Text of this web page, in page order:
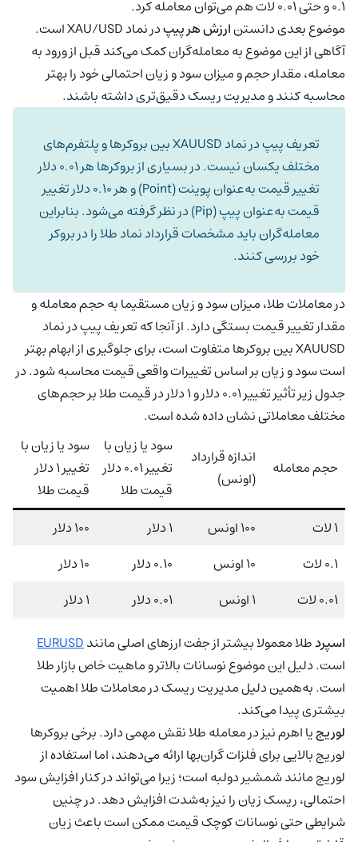
0.1 و حتی 0.01 لات هم می‌توان معامله کرد.
موضوع بعدی دانستنارزش هر پیپ
در نماد XAU/USD است.
آگاهی از این موضوع به معامله‌گران کمک می‌کند قبل از ورود به
معامله، مقدار حجم و میزان سود و زیان احتمالی خود را بهتر
محاسبه کنند و مدیریت ریسک دقیق‌تری داشته باشند.
تعریف پیپ در نماد XAUUSD بین بروکرها و پلتفرم‌های
مختلف یکسان نیست. در بسیاری از بروکرها هر 0.01 دلار
تغییر قیمت به‌عنوان پوینت (Point) و هر 0.10 دلار تغییر
قیمت به‌عنوان پیپ (Pip) در نظر گرفته می‌شود. بنابراین
معامله‌گران باید مشخصات قرارداد نماد طلا را در بروکر
خود بررسی کنند.
در معاملات طلا، میزان سود و زیان مستقیما به حجم معامله و
مقدار تغییر قیمت بستگی دارد. از آنجا که تعریف پیپ در نماد
XAUUSD بین بروکرها متفاوت است، برای جلوگیری از ابهام بهتر
است سود و زیان بر اساس تغییرات واقعی قیمت محاسبه شود. در
جدول زیر تأثیر تغییر 0.01 دلار و 1 دلار در قیمت طلا بر حجم‌های
مختلف معاملاتی نشان داده شده است.
حجم معامله
اندازه قرارداد
(اونس)
سود یا زیان با
تغییر 0.01 دلار
قیمت طلا
سود یا زیان با
تغییر 1 دلار
قیمت طلا
1 لات
100 اونس 1 دلار
100 دلار
0.1 لات
10 اونس 0.10 دلار
10 دلار
0.01 لات
1 اونس 0.01 دلار
1 دلار
اسپردطلا معمولا بیشتر از جفت ارزهای اصلی مانندEURUSD
است. دلیل این موضوع نوسانات بالاتر و ماهیت خاص بازار طلا
است. به‌همین دلیل مدیریت ریسک در معاملات طلا اهمیت
بیشتری پیدا می‌کند.
لوریجیا اهرم نیز در معامله طلا نقش مهمی دارد. برخی بروکرها
لوریج بالایی برای فلزات گران‌بها ارائه می‌دهند، اما استفاده از
لوریج مانند شمشیر دولبه است؛ زیرا می‌تواند در کنار افزایش سود
احتمالی، ریسک زیان را نیز به‌شدت افزایش دهد. در چنین
شرایطی حتی نوسانات کوچک قیمت ممکن است باعث زیان